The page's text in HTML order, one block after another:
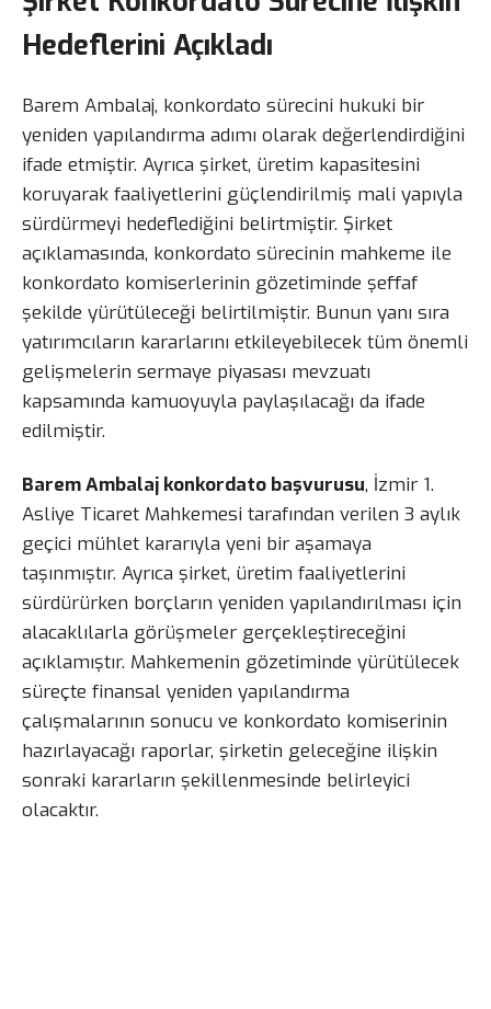
Hedeflerini Açıkladı
Barem Ambalaj, konkordato sürecini hukuki bir
yeniden yapılandırma adımı olarak değerlendirdiğini
ifade etmiştir. Ayrıca şirket, üretim kapasitesini
koruyarak faaliyetlerini güçlendirilmiş mali yapıyla
sürdürmeyi hedeflediğini belirtmiştir. Şirket
açıklamasında, konkordato sürecinin mahkeme ile
konkordato komiserlerinin gözetiminde şeffaf
şekilde yürütüleceği belirtilmiştir. Bunun yanı sıra
yatırımcıların kararlarını etkileyebilecek tüm önemli
gelişmelerin sermaye piyasası mevzuatı
kapsamında kamuoyuyla paylaşılacağı da ifade
edilmiştir.
Barem Ambalaj konkordato başvurusu, İzmir 1.
Asliye Ticaret Mahkemesi tarafından verilen 3 aylık
geçici mühlet kararıyla yeni bir aşamaya
taşınmıştır. Ayrıca şirket, üretim faaliyetlerini
sürdürürken borçların yeniden yapılandırılması için
alacaklılarla görüşmeler gerçekleştireceğini
açıklamıştır. Mahkemenin gözetiminde yürütülecek
süreçte finansal yeniden yapılandırma
çalışmalarının sonucu ve konkordato komiserinin
hazırlayacağı raporlar, şirketin geleceğine ilişkin
sonraki kararların şekillenmesinde belirleyici
olacaktır.